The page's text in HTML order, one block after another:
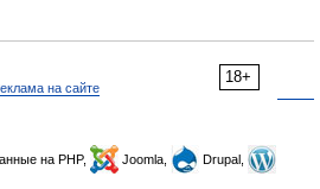
18+
на сайте
на PHP, Joomla,
Drupal,